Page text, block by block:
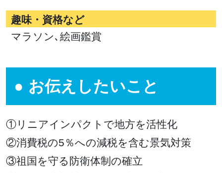
趣味・資格など
マラソン､絵画鑑賞
お伝えしたいこと
①リニアインパクトで地方を活性化
②消費税の5％への減税を含む景気対策
③祖国を守る防衛体制の確立